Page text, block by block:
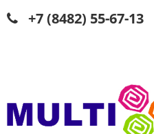
+7 (8482) 55-67-13